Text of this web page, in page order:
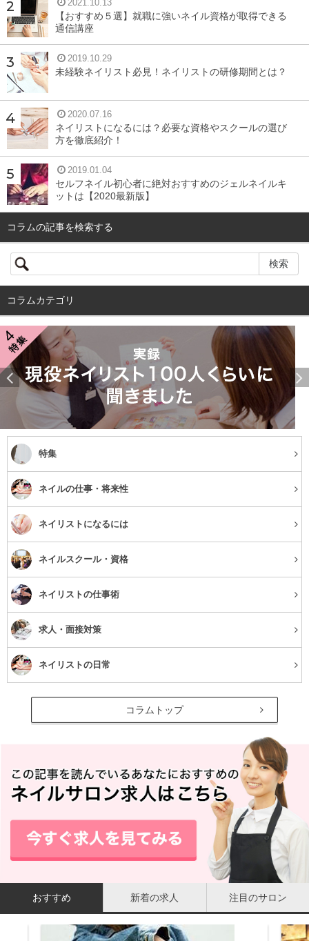
2021.10.13
【おすすめ５選】就職に強いネイル資格が取得できる
通信講座
2019.10.29
未経験ネイリスト必見！ネイリストの研修期間とは？
2020.07.16
ネイリストになるには？必要な資格やスクールの選び
方を徹底紹介！
2019.01.04
セルフネイル初心者に絶対おすすめのジェルネイルキ
ットは【2020最新版】
コラムの記事を検索する
コラムカテゴリ
特集
ネイルの仕事・将来性
ネイリストになるには
ネイルスクール・資格
ネイリストの仕事術
求人・面接対策
ネイリストの日常
コラムトップ
おすすめ 新着の求人 注目のサロン